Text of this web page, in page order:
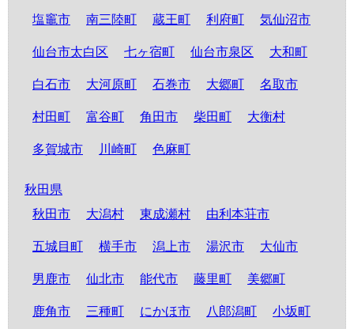
塩竈市 南三陸町 蔵王町 利府町 気仙沼市
仙台市太白区 七ヶ宿町 仙台市泉区 大和町
白石市 大河原町 石巻市 大郷町 名取市
村田町 富谷町 角田市 柴田町 大衡村
多賀城市 川崎町 色麻町
秋田県
秋田市
大潟村 東成瀬村 由利本荘市
五城目町 横手市 潟上市 湯沢市 大仙市
男鹿市 仙北市 能代市 藤里町 美郷町
鹿角市 三種町 にかほ市 八郎潟町 小坂町